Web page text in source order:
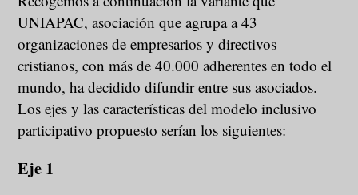
UNIAPAC, asociación que agrupa a 43
organizaciones de empresarios y directivos
cristianos, con más de 40.000 adherentes en todo el
mundo, ha decidido difundir entre sus asociados.
Los ejes y las características del modelo inclusivo
participativo propuesto serían los siguientes:
Eje 1